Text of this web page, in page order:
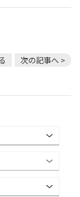
次の記事へ >